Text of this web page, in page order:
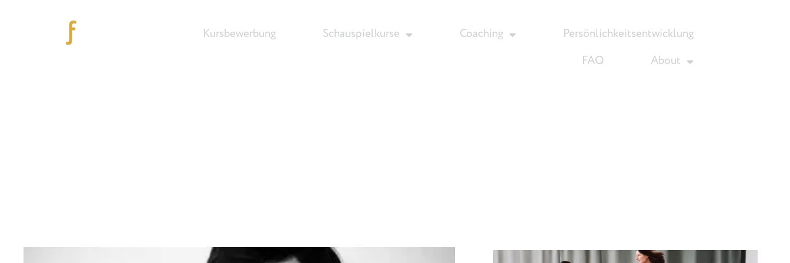
Kursbewerbung Schauspielkurse Coaching
Persönlichkeitsentwicklung
FAQ
About